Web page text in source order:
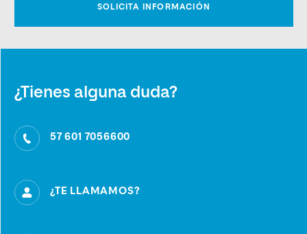
¿Tienes alguna duda?
57 601 7056600
¿TE LLAMAMOS?